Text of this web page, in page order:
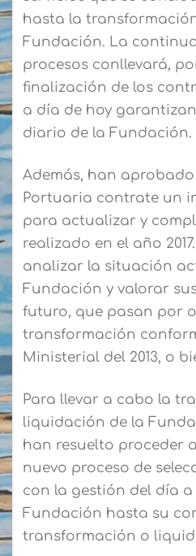
hasta la
Fundación. La
procesos conllevará,
finalización de los
a día de hoy
diario de la Fundación.
Además, han
Portuaria contrate un
para actualizar y
realizado en el año
analizar la situación
Fundación y valorar
futuro, que pasan por
transformación
Ministerial del 2013, o
Para llevar a cabo la
liquidación de la
han resuelto proceder
nuevo proceso de
con la gestión del día a
Fundación hasta su
transformación o